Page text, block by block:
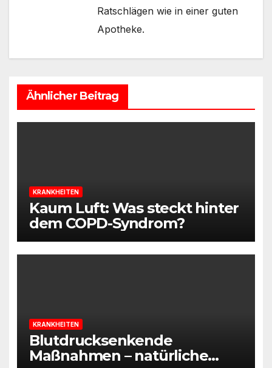
Ratschlägen wie in einer guten
Apotheke.
Ähnlicher Beitrag
KRANKHEITEN
Kaum Luft: Was steckt hinter
dem COPD-Syndrom?
KRANKHEITEN
Blutdrucksenkende
Maßnahmen – natürliche